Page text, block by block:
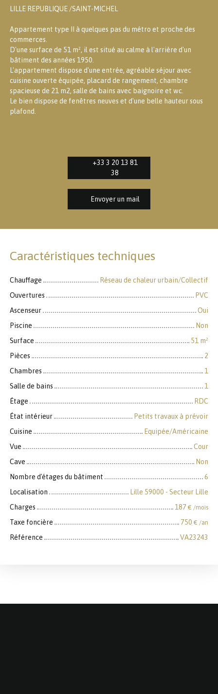
LILLE REPUBLIQUE /SAINT-MICHEL
Appartement type II à quelques pas du métro et proche des
commerces.
D'une surface de 51 m², il est situé au calme à l'arrière d'un
bâtiment des années 1950.
L'appartement dispose d'une entrée, agréable séjour avec
cuisine ouverte équipée, placard de rangement, chambre
spacieuse de 21 m2, salle de bains avec baignoire et wc.
Le bien dispose de fenêtres neuves et d'une belle hauteur sous
plafond.
+33 3 20 13 81
38
Envoyer un mail
Caractéristiques techniques
Chauffage
Réseau de chaleur urbain/Collectif
Ouvertures
PVC
Ascenseur
Oui
Piscine
Non
Surface
51 m²
Pièces
2
Chambres
1
Salle de bains
1
Étage
RDC
État intérieur
Petits travaux à prévoir
Cuisine
Equipée/Américaine
Vue
Cour
Cave
Non
Nombre d'étages du bâtiment
6
Localisation
Lille 59000 - Secteur Lille
Charges
187 € /mois
Taxe foncière 750 € /an
Référence VA23243